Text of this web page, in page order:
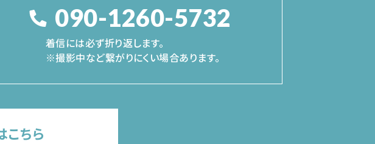
090-1260-5732
着信には必ず折り返します。
※撮影中など繋がりにくい場合あります。
こちら